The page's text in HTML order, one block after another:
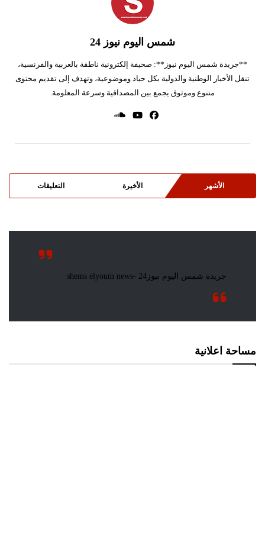
شمس اليوم نيوز 24
**جريدة شمس اليوم نيوز**: صحيفة إلكترونية ناطقة بالعربية والفرنسية،
تنقل الأخبار الوطنية والدولية بكل حياد وموضوعية، وتهدف إلى تقديم محتوى
متنوع وموثوق يجمع بين المصداقية وسرعة المعلومة.
الأشهر الأخيرة التعليقات
مساحة اعلانية